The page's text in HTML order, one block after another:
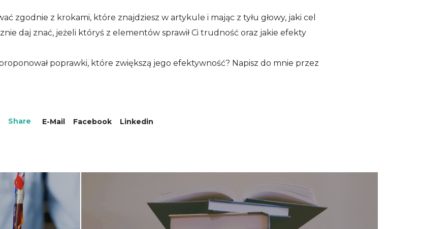
zgodnie z krokami, które znajdziesz w artykule i mając z tyłu głowy, jaki cel
daj znać, jeżeli któryś z elementów sprawił Ci trudność oraz jakie efekty
poprawki, które zwiększą jego efektywność? Napisz do mnie przez
Share E-Mail Facebook Linkedin